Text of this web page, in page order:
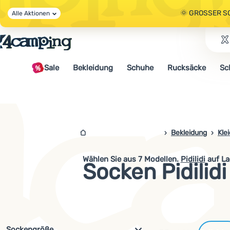
🌞 GROSSER
🤫 - 10 % AUF
🌞 GROSSER
Alle Aktionen
Sale Bekleidung Schuhe Rucksäcke
4campingshop.de
Bekleidung
Socken Pidilidi
Wählen Sie aus 7 Modellen. Pidilidiauf